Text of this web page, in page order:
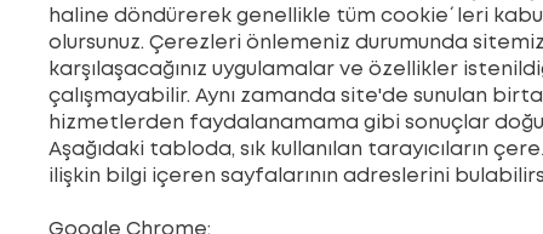
haline döndürerek genellikle tüm cookie´leri
olursunuz. Çerezleri önlemeniz durumunda
karşılaşacağınız uygulamalar ve özellikler
çalışmayabilir. Aynı zamanda site'de sunulan
hizmetlerden faydalanamama gibi sonuçlar
Aşağıdaki tabloda, sık kullanılan tarayıcıların
ilişkin bilgi içeren sayfalarının adreslerini
Google Chrome: